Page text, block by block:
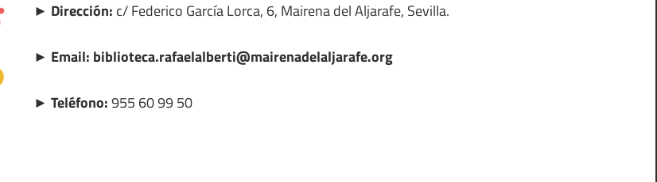
► Dirección: c/ Federico García Lorca, 6, Mairena del Aljarafe, Sevilla.
► Email: biblioteca.rafaelalberti@mairenadelaljarafe.org
► Teléfono:955 60 99 50